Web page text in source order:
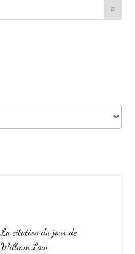
La citation du jour de
William Law